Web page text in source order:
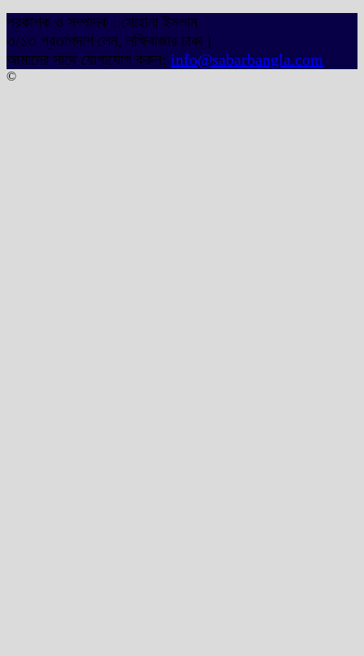
প্রকাশক ও সম্পাদক : সোহানা ইসলাম
৩/১৩ প্রতাপদাশ লেন, লক্ষিবাজার ঢাকা।
আমাদের সাথে যোগাযোগ করুন: info@sabarbangla.com
©